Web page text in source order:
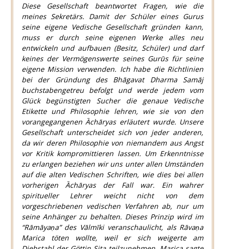
Diese Gesellschaft beantwortet Fragen, wie die
meines Sekretärs. Damit der Schüler eines Gurus
seine eigene Vedische Gesellschaft gründen kann,
muss er durch seine eigenen Werke alles neu
entwickeln und aufbauen (Besitz, Schüler) und darf
keines der Vermögenswerte seines Gurūs für seine
eigene Mission verwenden. Ich habe die Richtlinien
bei der Gründung des Bhāgavat Dharma Samāj
buchstabengetreu befolgt und werde jedem vom
Glück begünstigten Sucher die genaue Vedische
Etikette und Philosophie lehren, wie sie von den
vorangegangenen Āchāryas erläutert wurde. Unsere
Gesellschaft unterscheidet sich von jeder anderen,
da wir deren Philosophie von niemandem aus Angst
vor Kritik kompromittieren lassen. Um Erkenntnisse
zu erlangen beziehen wir uns unter allen Umständen
auf die alten Vedischen Schriften, wie dies bei allen
vorherigen Āchāryas der Fall war. Ein wahrer
spiritueller Lehrer weicht nicht von dem
vorgeschriebenen vedischen Verfahren ab, nur um
seine Anhänger zu behalten. Dieses Prinzip wird im
“Rāmāyaṇa” des Vālmīki veranschaulicht, als Rāvaṇa
Marica töten wollte, weil er sich weigerte am